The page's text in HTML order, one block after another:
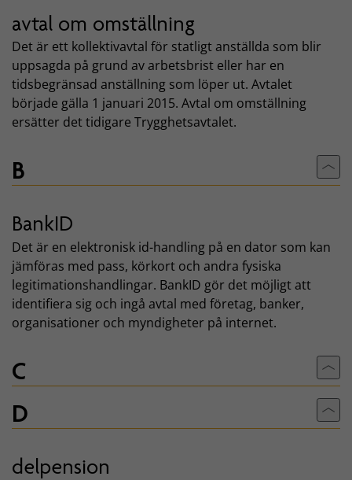
avtal om omställning
Det är ett kollektivavtal för statligt anställda som blir
uppsagda på grund av arbetsbrist eller har en
tidsbegränsad anställning som löper ut. Avtalet
började gälla 1 januari 2015. Avtal om omställning
ersätter det tidigare Trygghetsavtalet.
B Till
BankID
Det är en elektronisk id-handling på en dator som kan
jämföras med pass, körkort och andra fysiska
legitimationshandlingar. BankID gör det möjligt att
identifiera sig och ingå avtal med företag, banker,
organisationer och myndigheter på internet.
C Till
D Till
delpension